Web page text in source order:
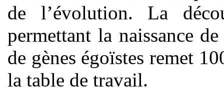
de l’évolution. La
permettant la naissance
de gènes égoïstes remet
la table de travail.